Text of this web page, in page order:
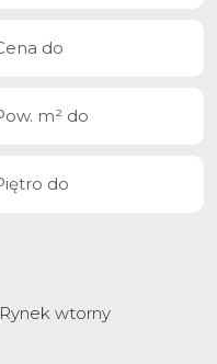
Rynek wtorny